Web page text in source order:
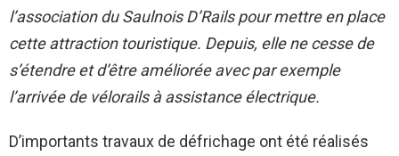
l’association du Saulnois D’Rails pour mettre en place
cette attraction touristique. Depuis, elle ne cesse de
s’étendre et d’être améliorée avec par exemple
l’arrivée de vélorails à assistance électrique.
D’importants travaux de défrichage ont été réalisés